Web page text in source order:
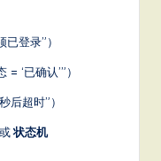
登录”）
‘已确认’”）
后超时”）
或状态机